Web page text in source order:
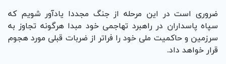
ضروری است در این مرحله از جنگ مجددا یادآور شویم که
سپاه پاسداران در راهبرد تهاجمی خود مبدا هرگونه تجاوز به
سرزمین و حاکمیت ملی خود را فراتر از ضربات قبلی مورد هجوم
قرار خواهد داد.